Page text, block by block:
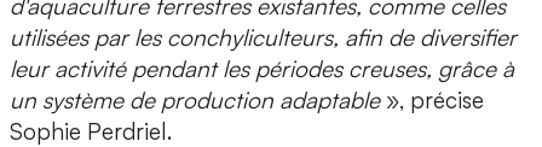
utilisées par les conchyliculteurs, afin de diversifier
leur activité pendant les périodes creuses, grâce à
un système de production adaptable», précise
Sophie Perdriel.